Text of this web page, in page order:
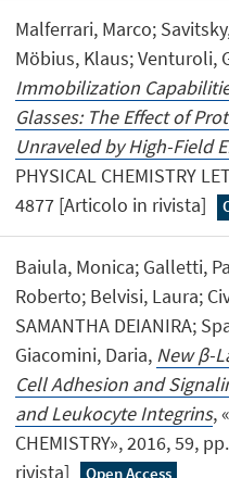
Malferrari, Marco;
Möbius, Klaus; Venturoli,
Immobilization
Glasses: The Effect of
Unraveled by High-Field
PHYSICAL CHEMISTRY
4877 [Articolo in rivista]
Baiula, Monica; Galletti,
Roberto; Belvisi, Laura;
SAMANTHA DEIANIRA;
Giacomini, Daria, New β-
Cell Adhesion and
and Leukocyte Integrins,
CHEMISTRY», 2016, 59,
rivista]
Open Access